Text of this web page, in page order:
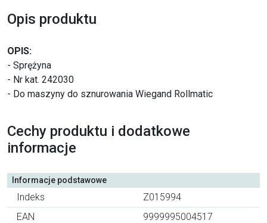
urządzeń dla przetwórstwa
Opis produktu
OPIS:
- Sprężyna
- Nr kat. 242030
- Do maszyny do sznurowania Wiegand Rollmatic
Cechy produktu i dodatkowe
informacje
Informacje podstawowe
Indeks
Z015994
EAN
9999995004517